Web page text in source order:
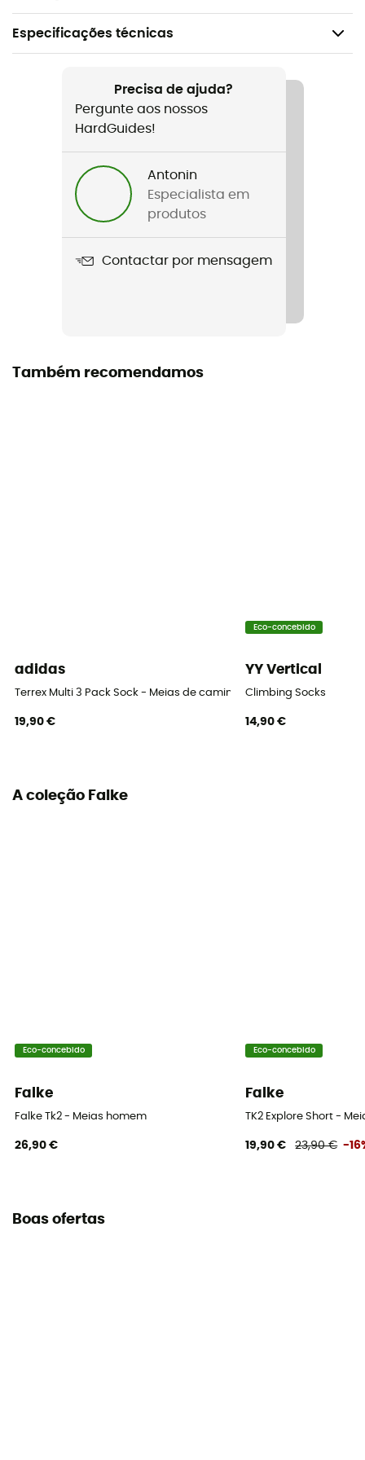
Especificações técnicas
Caminhada / Trekking / O dia a dia
Falke Tk5 Short
Corte
Precisa de ajuda?
Pergunte aos nossos
HardGuides!
Antonin
Especialista em
produtos
Contactar por mensagem
Também recomendamos
adidas
Terrex Multi 3 Pack Sock - Meias de caminhada
19,90 €
Eco-concebido
YY Vertical
Climbing Socks
14,90 €
A coleção Falke
Eco-concebido
Falke
Falke Tk2 - Meias homem
26,90 €
Eco-concebido
Falke
TK2 Explore Short -
19,90 € 23,90 € -
Boas ofertas